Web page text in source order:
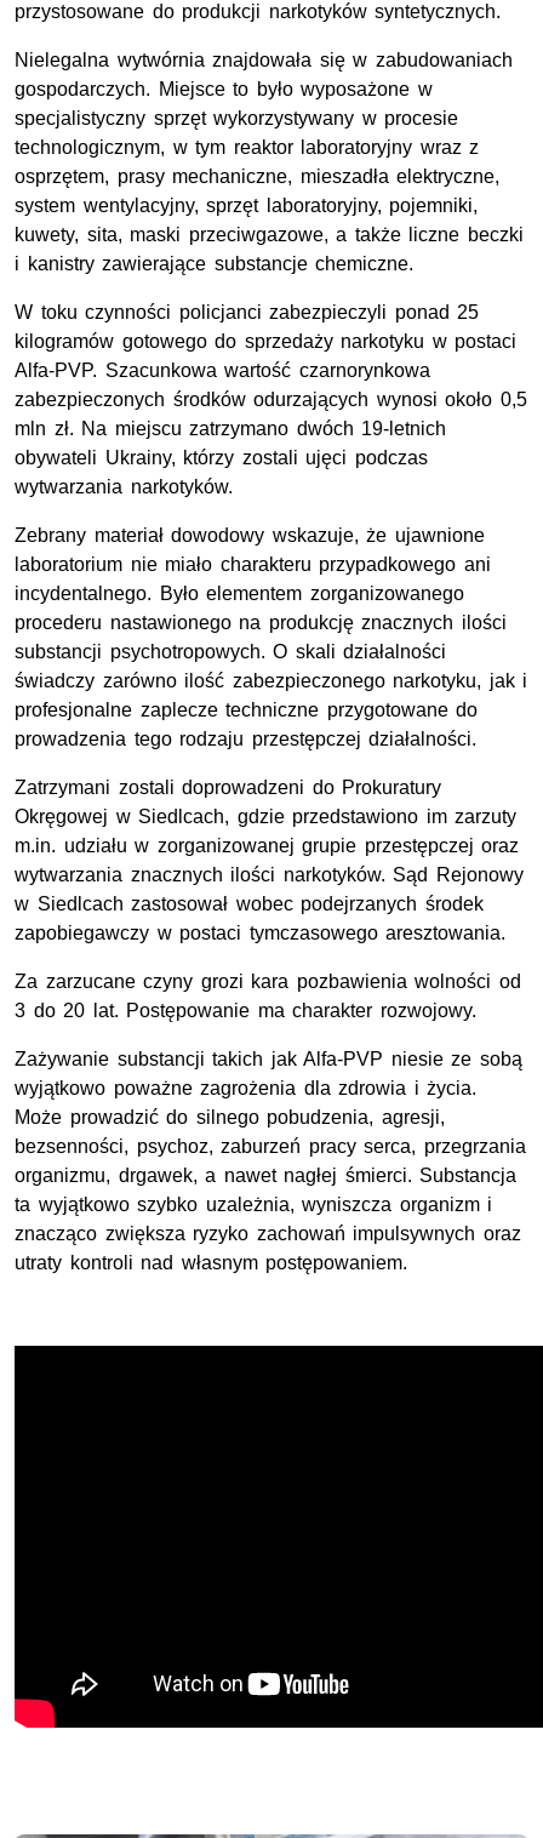
przystosowane do produkcji narkotyków syntetycznych.
Nielegalna wytwórnia znajdowała się w zabudowaniach
gospodarczych. Miejsce to było wyposażone w
specjalistyczny sprzęt wykorzystywany w procesie
technologicznym, w tym reaktor laboratoryjny wraz z
osprzętem, prasy mechaniczne, mieszadła elektryczne,
system wentylacyjny, sprzęt laboratoryjny, pojemniki,
kuwety, sita, maski przeciwgazowe, a także liczne beczki
i kanistry zawierające substancje chemiczne.
W toku czynności policjanci zabezpieczyli ponad 25
kilogramów gotowego do sprzedaży narkotyku w postaci
Alfa-PVP. Szacunkowa wartość czarnorynkowa
zabezpieczonych środków odurzających wynosi około 0,5
mln zł. Na miejscu zatrzymano dwóch 19-letnich
obywateli Ukrainy, którzy zostali ujęci podczas
wytwarzania narkotyków.
Zebrany materiał dowodowy wskazuje, że ujawnione
laboratorium nie miało charakteru przypadkowego ani
incydentalnego. Było elementem zorganizowanego
procederu nastawionego na produkcję znacznych ilości
substancji psychotropowych. O skali działalności
świadczy zarówno ilość zabezpieczonego narkotyku, jak i
profesjonalne zaplecze techniczne przygotowane do
prowadzenia tego rodzaju przestępczej działalności.
Zatrzymani zostali doprowadzeni do Prokuratury
Okręgowej w Siedlcach, gdzie przedstawiono im zarzuty
m.in. udziału w zorganizowanej grupie przestępczej oraz
wytwarzania znacznych ilości narkotyków. Sąd Rejonowy
w Siedlcach zastosował wobec podejrzanych środek
zapobiegawczy w postaci tymczasowego aresztowania.
Za zarzucane czyny grozi kara pozbawienia wolności od
3 do 20 lat. Postępowanie ma charakter rozwojowy.
Zażywanie substancji takich jak Alfa-PVP niesie ze sobą
wyjątkowo poważne zagrożenia dla zdrowia i życia.
Może prowadzić do silnego pobudzenia, agresji,
bezsenności, psychoz, zaburzeń pracy serca, przegrzania
organizmu, drgawek, a nawet nagłej śmierci. Substancja
ta wyjątkowo szybko uzależnia, wyniszcza organizm i
znacząco zwiększa ryzyko zachowań impulsywnych oraz
utraty kontroli nad własnym postępowaniem.